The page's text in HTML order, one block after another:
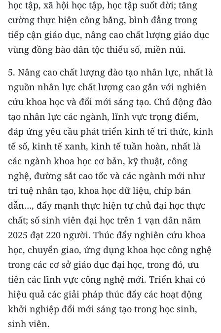
Duyên hải Nam Trung Bộ và Tây
Nguyên
Đông Nam Bộ
Đồng bằng sông Cửu Long
Chuyên trang Hà Nội
Chuyên trang TP. Hồ Chí Minh
CHUYÊN ĐỀ
CÁC CHUYÊN TRANG
VỀ BÁO NHÂN DÂN
THỜI NAY
NHÂN DÂN CUỐI TUẦN
NHÂN DÂN HẰNG THÁNG
MUA BÁO
ĐỌC BÁO IN
học tập, xã hội học tập, học tập suốt đời; tăng
cường thực hiện công bằng, bình đẳng trong
tiếp cận giáo dục, nâng cao chất lượng giáo dục
vùng đồng bào dân tộc thiểu số, miền núi.
5. Nâng cao chất lượng đào tạo nhân lực, nhất là
nguồn nhân lực chất lượng cao gắn với nghiên
cứu khoa học và đổi mới sáng tạo. Chủ động đào
tạo nhân lực các ngành, lĩnh vực trọng điểm,
đáp ứng yêu cầu phát triển kinh tế tri thức, kinh
tế số, kinh tế xanh, kinh tế tuần hoàn, nhất là
các ngành khoa học cơ bản, kỹ thuật, công
nghệ, đường sắt cao tốc và các ngành mới như
trí tuệ nhân tạo, khoa học dữ liệu, chíp bán
dẫn…, đẩy mạnh thực hiện tự chủ đại học thực
chất; số sinh viên đại học trên 1 vạn dân năm
2025 đạt 220 người. Thúc đẩy nghiên cứu khoa
học, chuyển giao, ứng dụng khoa học công nghệ
trong các cơ sở giáo dục đại học, trong đó, ưu
tiên các lĩnh vực công nghệ mới. Triển khai có
hiệu quả các giải pháp thúc đẩy các hoạt động
khởi nghiệp đổi mới sáng tạo trong học sinh,
sinh viên.